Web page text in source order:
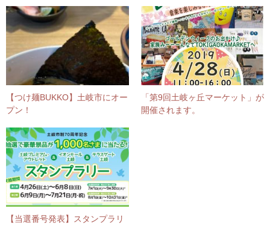
【つけ麺BUKKO】土岐市にオー
プン！
「第9回土岐ヶ丘マーケット」が
開催されます。
【当選番号発表】スタンプラリ